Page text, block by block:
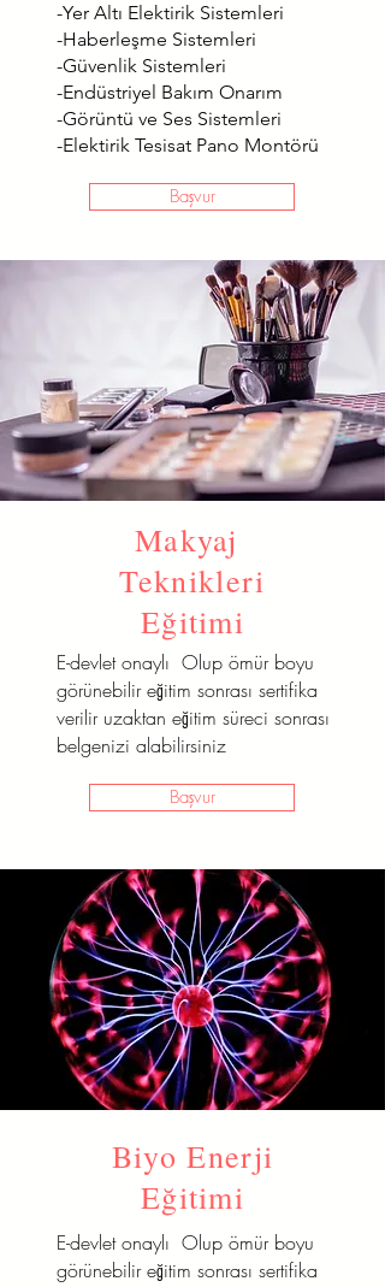
-Yer Altı Elektirik Sistemleri
-Haberleşme Sistemleri
-Güvenlik Sistemleri
-Endüstriyel Bakım Onarım
-Görüntü ve Ses Sistemleri
-Elektirik Tesisat Pano Montörü
Başvur
Makyaj
Teknikleri
Eğitimi
E-devlet onaylı Olup ömür boyu
görünebilir eğitim sonrası sertifika
verilir uzaktan eğitim süreci sonrası
belgenizi alabilirsiniz
Başvur
Biyo Enerji
Eğitimi
E-devlet onaylı Olup ömür boyu
görünebilir eğitim sonrası sertifika